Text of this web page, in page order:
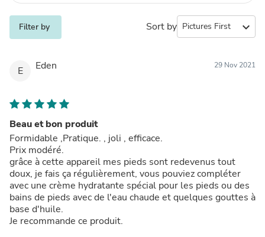
Filter by Sort by expand_more
E Eden 29 Nov 2021
Beau et bon produit
Formidable ,Pratique. , joli , efficace.
Prix modéré.
grâce à cette appareil mes pieds sont redevenus tout
doux, je fais ça régulièrement, vous pouviez compléter
avec une crème hydratante spécial pour les pieds ou des
bains de pieds avec de l'eau chaude et quelques gouttes à
base d'huile.
Je recommande ce produit.